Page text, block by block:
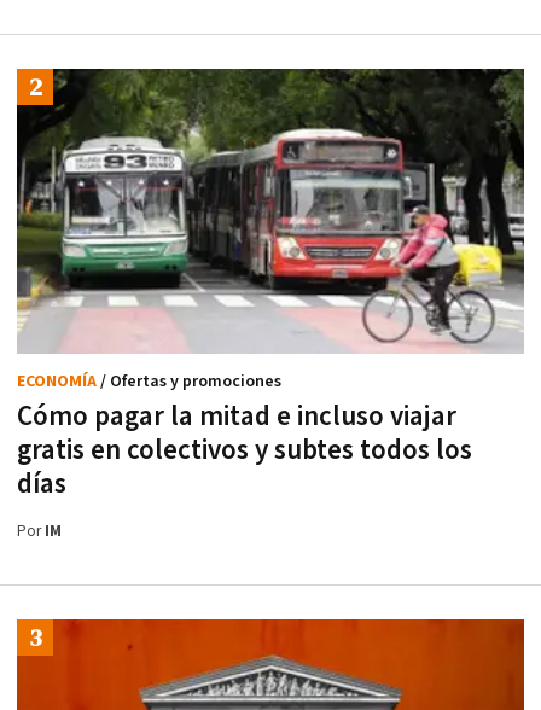
Cómo pagar la mitad e incluso viajar
gratis en colectivos y subtes todos los
días
ECONOMÍA/ Ofertas y promociones
PorIM